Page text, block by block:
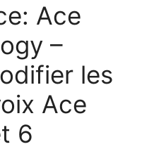
Ace
–
les
Ace
6